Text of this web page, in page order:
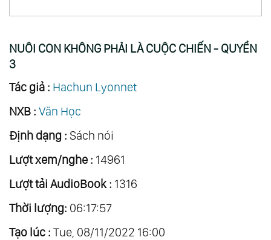
NUÔI CON KHÔNG PHẢI LÀ CUỘC CHIẾN - QUYỂN
3
Tác giả : Hachun Lyonnet
NXB : Văn Học
Định dạng : Sách nói
Lượt xem/nghe : 14961
Lượt tải AudioBook : 1316
Thời lượng: 06:17:57
Tạo lúc : Tue, 08/11/2022 16:00